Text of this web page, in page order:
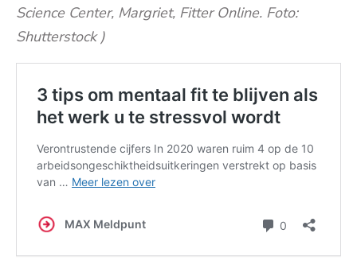
Science Center, Margriet, Fitter Online. Foto:
Shutterstock )